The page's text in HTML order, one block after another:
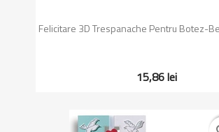
Felicitare 3D Trespanache Pentru Botez-
15,86 lei